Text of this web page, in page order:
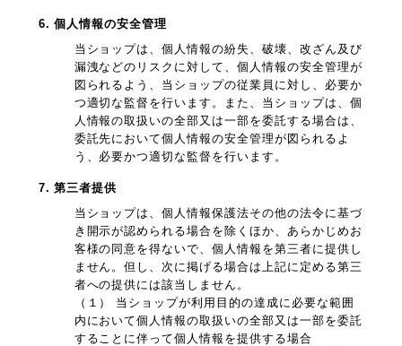
6. 個人情報の安全管理
当ショップは、個人情報の紛失、破壊、改ざん及び
漏洩などのリスクに対して、個人情報の安全管理が
図られるよう、当ショップの従業員に対し、必要か
つ適切な監督を行います。また、当ショップは、個
人情報の取扱いの全部又は一部を委託する場合は、
委託先において個人情報の安全管理が図られるよ
う、必要かつ適切な監督を行います。
7. 第三者提供
当ショップは、個人情報保護法その他の法令に基づ
き開示が認められる場合を除くほか、あらかじめお
客様の同意を得ないで、個人情報を第三者に提供し
ません。但し、次に掲げる場合は上記に定める第三
者への提供には該当しません。
（１） 当ショップが利用目的の達成に必要な範囲
内において個人情報の取扱いの全部又は一部を委託
することに伴って個人情報を提供する場合